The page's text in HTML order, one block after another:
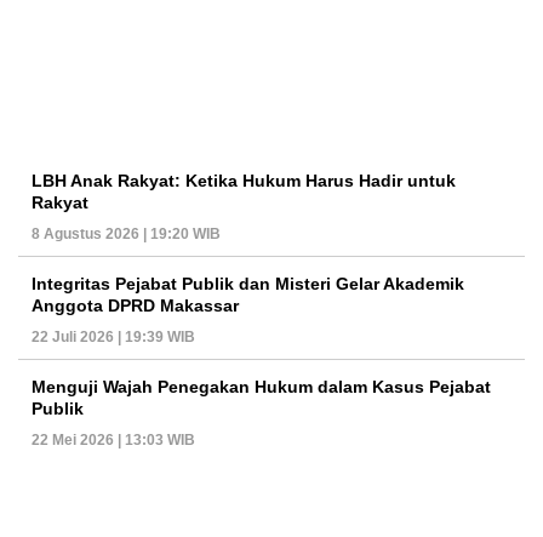
LBH Anak Rakyat: Ketika Hukum Harus Hadir untuk
Rakyat
8 Agustus 2026 | 19:20 WIB
Integritas Pejabat Publik dan Misteri Gelar Akademik
Anggota DPRD Makassar
22 Juli 2026 | 19:39 WIB
Menguji Wajah Penegakan Hukum dalam Kasus Pejabat
Publik
22 Mei 2026 | 13:03 WIB